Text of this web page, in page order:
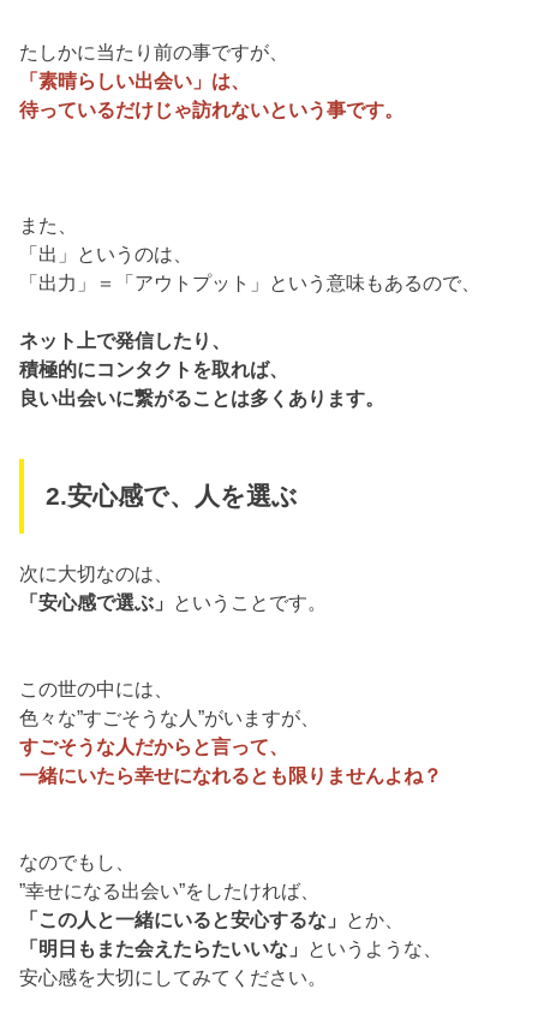
たしかに当たり前の事ですが、
「素晴らしい出会い」は、
待っているだけじゃ訪れないという事です。
また、
「出」というのは、
「出力」＝「アウトプット」という意味もあるので、
ネット上で発信したり、
積極的にコンタクトを取れば、
良い出会いに繋がることは多くあります。
2.安心感で、人を選ぶ
次に大切なのは、
「安心感で選ぶ」 ということです。
この世の中には、
色々な”すごそうな人”がいますが、
すごそうな人だからと言って、
一緒にいたら幸せになれるとも限りませんよね？
なのでもし、
”幸せになる出会い”をしたければ、
「この人と一緒にいると安心するな」 とか、
「明日もまた会えたらたいいな」 というような、
安心感を大切にしてみてください。